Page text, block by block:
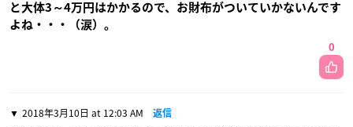
と大体3～4万円はかかるので、お財布がついていかないんです
よね・・・（涙）。
0
2018年3月10日 at 12:03 AM 返信